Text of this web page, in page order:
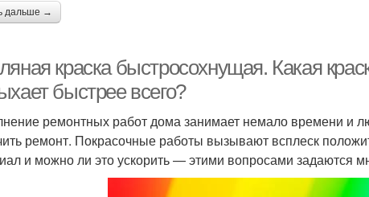
дальше →
краска быстросохнущая. Какая
быстрее всего?
ремонтных работ дома занимает немало времени и
ремонт. Покрасочные работы вызывают всплеск
и можно ли это ускорить — этими вопросами задаются